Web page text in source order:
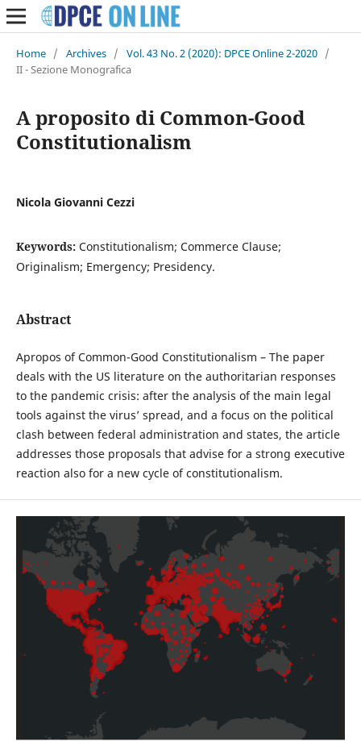
Home / Archives / Vol. 43 No. 2 (2020): DPCE Online 2-2020 /
II - Sezione Monografica
A proposito di Common-Good
Constitutionalism
Nicola Giovanni Cezzi
Keywords: Constitutionalism; Commerce Clause;
Originalism; Emergency; Presidency.
Abstract
Apropos of Common-Good Constitutionalism – The paper
deals with the US literature on the authoritarian responses
to the pandemic crisis: after the analysis of the main legal
tools against the virus’ spread, and a focus on the political
clash between federal administration and states, the article
addresses those proposals that advise for a strong executive
reaction also for a new cycle of constitutionalism.